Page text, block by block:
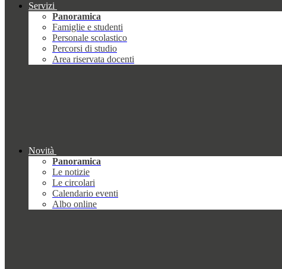
Servizi
Panoramica
Famiglie e studenti
Personale scolastico
Percorsi di studio
Area riservata docenti
Novità
Panoramica
Le notizie
Le circolari
Calendario eventi
Albo online